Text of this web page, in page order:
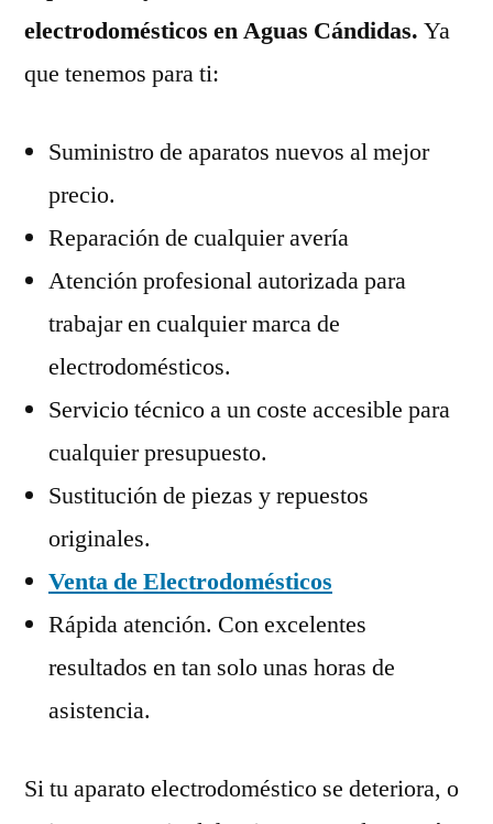
electrodomésticos en Aguas Cándidas. Ya
que tenemos para ti:
Suministro de aparatos nuevos al mejor
precio.
Reparación de cualquier avería
Atención profesional autorizada para
trabajar en cualquier marca de
electrodomésticos.
Servicio técnico a un coste accesible para
cualquier presupuesto.
Sustitución de piezas y repuestos
originales.
Venta de Electrodomésticos
Rápida atención. Con excelentes
resultados en tan solo unas horas de
asistencia.
Si tu aparato electrodoméstico se deteriora, o